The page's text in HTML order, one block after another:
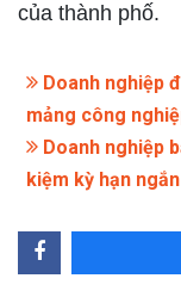
của thành phố.
Doanh nghiệp
mảng công
Doanh nghiệp
kiệm kỳ hạn ngắn